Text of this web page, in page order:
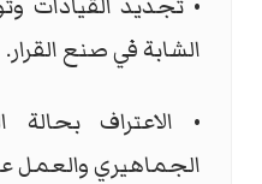
الشابة في صنع القرار.
• الاعتراف بحالة
الجماهيري والعمل